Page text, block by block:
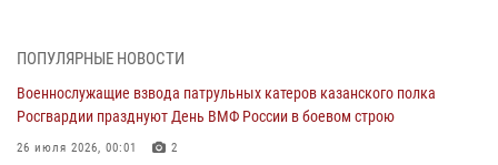
Татарстанские росгвардейцы завоевали «бронзу» в окружном этапе
24 июля 2026, 15:05 4
В казанском полку Росгвардии состоялся концерт певицы Кристины
ПОПУЛЯРНЫЕ НОВОСТИ
Военнослужащие взвода патрульных катеров казанского полка
Росгвардии празднуют День ВМФ России в боевом строю
26 июля 2026, 00:01 2